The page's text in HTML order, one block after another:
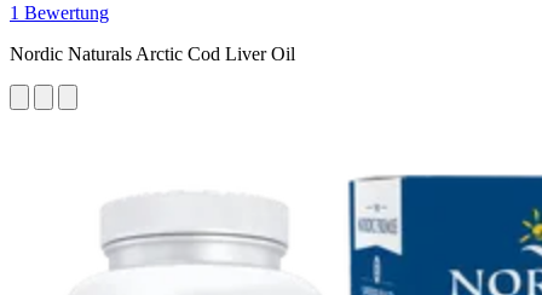
1 Bewertung
Nordic Naturals Arctic Cod Liver Oil